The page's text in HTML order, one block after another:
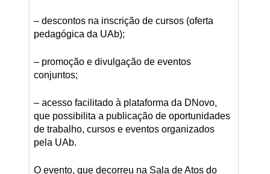
– descontos na inscrição de cursos (oferta
pedagógica da UAb);
– promoção e divulgação de eventos
conjuntos;
– acesso facilitado à plataforma da DNovo,
que possibilita a publicação de oportunidades
de trabalho, cursos e eventos organizados
pela UAb.
O evento, que decorreu na Sala de Atos do